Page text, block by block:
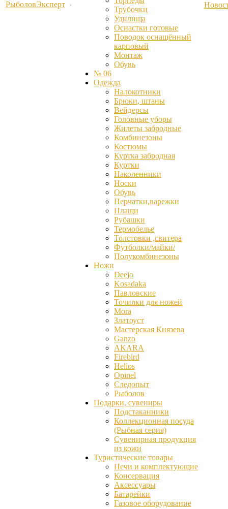
Трубочки
Удилища
Оснастки готовые
Поводок оснащённый
карповый
Монтаж
Обувь
№ 06
Одежда
Налокотники
Брюки, штаны
Вейдерсы
Головные уборы
Жилеты забродные
Комбинезоны
Костюмы
Куртка забродная
Куртки
Наколенники
Носки
Обувь
Перчатки,варежки
Плащи
Рубашки
Термобелье
Толстовки ,свитера
Футболки/майки/
Полукомбинезоны
Ножи
Deejo
Kosadaka
Павловские
Точилки для ножей
Mora
Златоуст
Мастерская Князева
Ganzо
AKARA
Firebird
Helios
Opinel
Следопыт
Рыболов
Подарки, сувениры
Подстаканники
Коллекционная посуда
(Рыбная серия)
Сувенирная продукция
из кожи
Туристические товары
Печи и комплектующие
Консервация
Аксессуары
Батарейки
Газовое оборудование